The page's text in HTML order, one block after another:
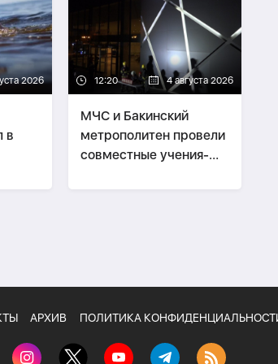
2026
в
12:20 4 августа 2026
МЧС и Бакинский
метрополитен провели
совместные учения-
АРХИВ ПОЛИТИКА